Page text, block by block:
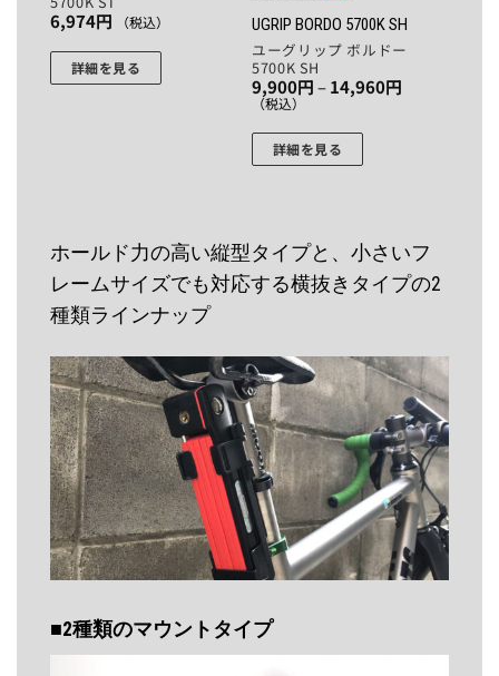
6,974円 （税込）
詳細を見る
UGRIP BORDO 5700K SH
ユーグリップ ボルドー
5700K SH
9,900円–14,960円
（税込）
詳細を見る
ホールド力の高い縦型タイプと、小さいフ
レームサイズでも対応する横抜きタイプの2
種類ラインナップ
■2種類のマウントタイプ